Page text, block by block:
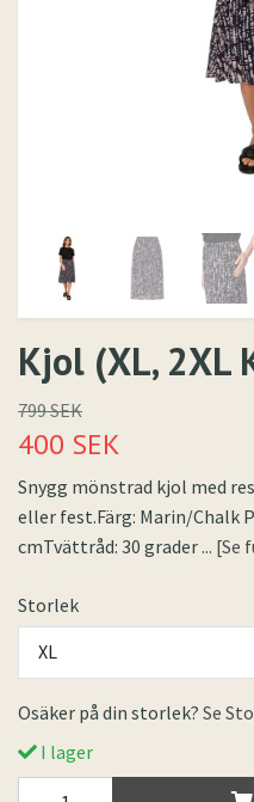
Kjol (XL, 2XL
799 SEK
400 SEK
Snygg mönstrad kjol med
eller fest.Färg: Marin/Chalk
cmTvättråd: 30 grader ...
Storlek
XL
Osäker på din storlek? Se
I lager